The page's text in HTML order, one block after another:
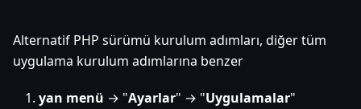
Alternatif PHP sürümü kurulum adımları, diğer tüm
uygulama kurulum adımlarına benzer
yan menü → "Ayarlar" → "Uygulamalar"